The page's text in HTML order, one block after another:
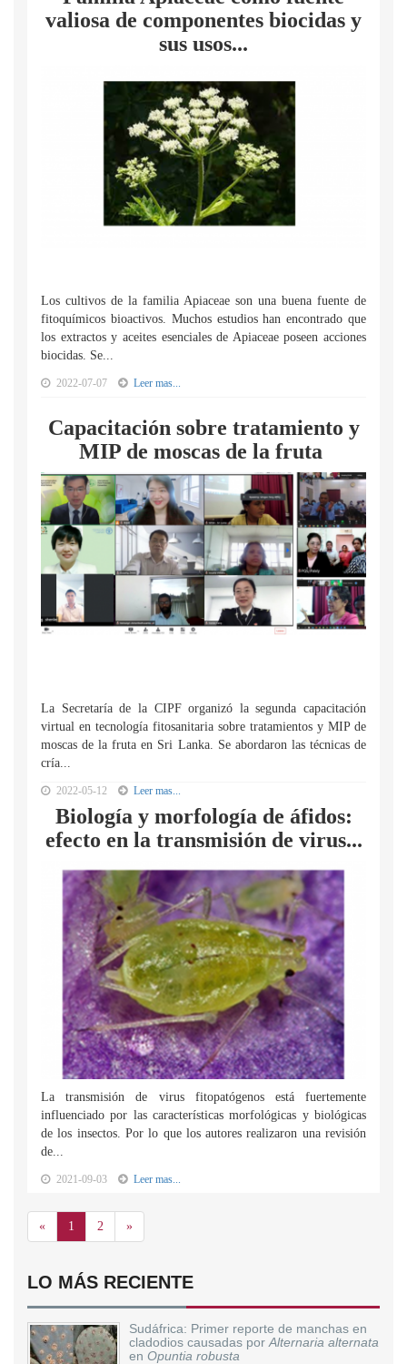
valiosa de componentes biocidas y
sus usos...
Los cultivos de la familia Apiaceae son una buena fuente de
fitoquímicos bioactivos. Muchos estudios han encontrado que
los extractos y aceites esenciales de Apiaceae poseen acciones
biocidas. Se...
2022-07-07 Leer mas...
Capacitación sobre tratamiento y
MIP de moscas de la fruta
La Secretaría de la CIPF organizó la segunda capacitación
virtual en tecnología fitosanitaria sobre tratamientos y MIP de
moscas de la fruta en Sri Lanka. Se abordaron las técnicas de
cría...
2022-05-12 Leer mas...
Biología y morfología de áfidos:
efecto en la transmisión de virus...
La transmisión de virus fitopatógenos está fuertemente
influenciado por las características morfológicas y biológicas
de los insectos. Por lo que los autores realizaron una revisión
de...
2021-09-03 Leer mas...
«Anterior
1 2 »Siguiente
LO MÁS RECIENTE
Sudáfrica: Primer reporte de manchas en
cladodios causadas por Alternaria alternata
en Opuntia robusta